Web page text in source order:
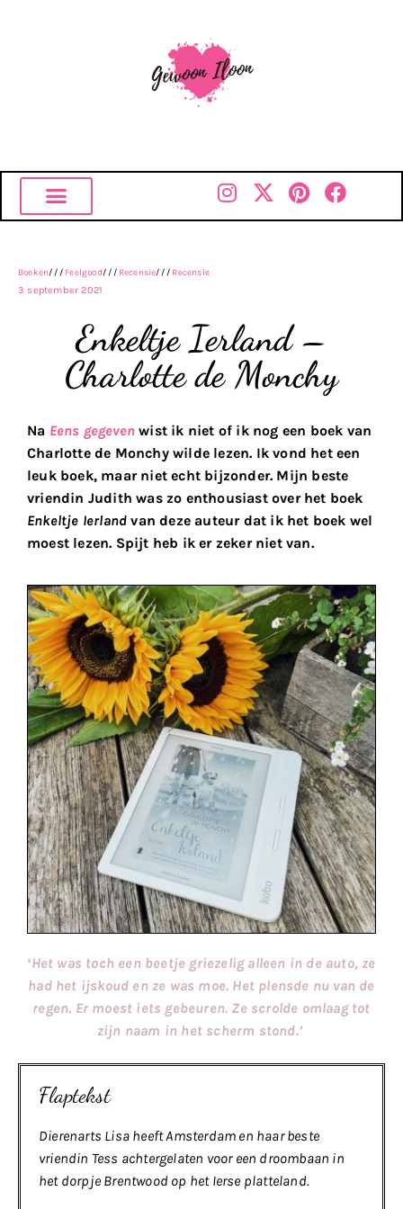
Boeken/// Feelgood/// Recensie/// Recensie
3 september 2021
Enkeltje Ierland –
Charlotte de Monchy
Na Eens gegeven wist ik niet of ik nog een boek van
Charlotte de Monchy wilde lezen. Ik vond het een
leuk boek, maar niet echt bijzonder. Mijn beste
vriendin Judith was zo enthousiast over het boek
Enkeltje Ierland van deze auteur dat ik het boek wel
moest lezen. Spijt heb ik er zeker niet van.
‘Het was toch een beetje griezelig alleen in de auto, ze
had het ijskoud en ze was moe. Het plensde nu van de
regen. Er moest iets gebeuren. Ze scrolde omlaag tot
zijn naam in het scherm stond.’
Flaptekst
Dierenarts Lisa heeft Amsterdam en haar beste
vriendin Tess achtergelaten voor een droombaan in
het dorpje Brentwood op het Ierse platteland.